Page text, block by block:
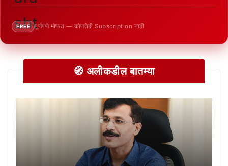
FREE पूर्णपणे मोफत — कोणतेही Subscription नाही
🧭 अलीकडील बातम्या